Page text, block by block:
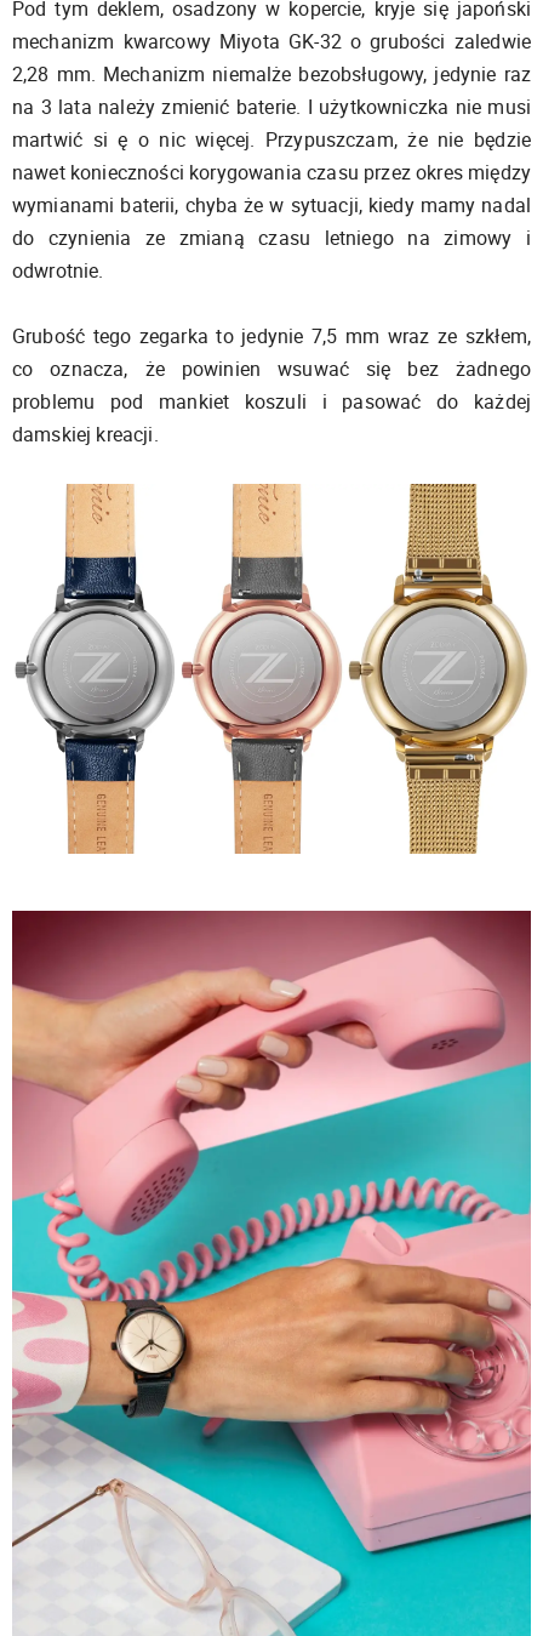
Pod tym deklem, osadzony w kopercie, kryje się japoński
mechanizm kwarcowy Miyota GK-32 o grubości zaledwie
2,28 mm. Mechanizm niemalże bezobsługowy, jedynie raz
na 3 lata należy zmienić baterie. I użytkowniczka nie musi
martwić si ę o nic więcej. Przypuszczam, że nie będzie
nawet konieczności korygowania czasu przez okres między
wymianami baterii, chyba że w sytuacji, kiedy mamy nadal
do czynienia ze zmianą czasu letniego na zimowy i
odwrotnie.
Grubość tego zegarka to jedynie 7,5 mm wraz ze szkłem,
co oznacza, że powinien wsuwać się bez żadnego
problemu pod mankiet koszuli i pasować do każdej
damskiej kreacji.